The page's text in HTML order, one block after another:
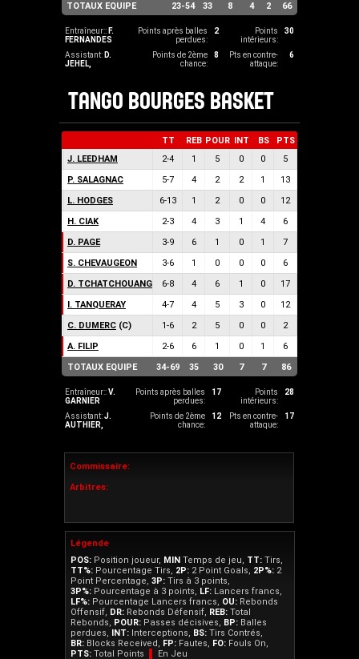
TOTAUX EQUIPE
23-54 33 8 4 2 66
Entraîneur:: F.
FERNANDES
Points après balles
perdues:
2
Points
intérieurs:
30
Assistant: D.
JEHEL
Points de 2ème
chance:
8
Pts en contre-
attaque:
6
TANGO BOURGES BASKET
TT REB POUR INT BS
PTS
J. LEEDHAM
2-4 1 5 0 0
5
P. SALAGNAC
5-7 4 2 2 1
13
L. HODGES
6-13 1 2 0 0
12
H. CIAK
2-3 4 3 1 4
6
D. PAGE
3-9 6 1 0 1
7
S. CHEVAUGEON
3-6 1 0 0 0
6
D. TCHATCHOUANG
6-8 4 6 1 0
17
I. TANQUERAY
4-7 4 5 3 0
12
C. DUMERC (C) 1-6 2 5 0 0
2
A. FILIP
2-6 6 1 0 1
6
TOTAUX EQUIPE
34-69 35 30 7 7 86
Entraîneur::V.
GARNIER
Points après balles
perdues:
17
Points
intérieurs:
28
Assistant:J.
AUTHIER
Points de 2ème
chance:
12
Pts en contre-
attaque:
17
Commissaire:
Arbitres:
Légende
POS: Position joueur, MIN Temps de jeu, TT: Tirs,
TT%: Pourcentage Tirs, 2P: 2 Point Goals, 2P%: 2
Point Percentage, 3P: Tirs à 3 points,
3P%: Pourcentage à 3 points, LF: Lancers francs,
LF%: Pourcentage Lancers francs, OU: Rebonds
Offensif, DR: Rebonds Défensif, REB: Total
Rebonds, POUR: Passes décisives, BP: Balles
perdues, INT: Interceptions, BS: Tirs Contrés,
BR: Blocks Received, FP: Fautes, FO: Fouls On,
PTS: Total Points En Jeu